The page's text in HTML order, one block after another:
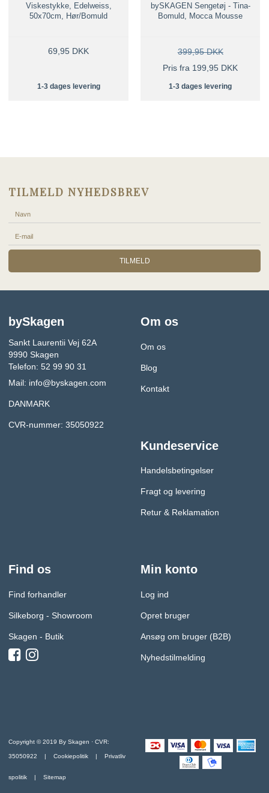
Viskestykke, Edelweiss,
50x70cm, Hør/Bomuld
69,95 DKK
1-3 dages levering
bySKAGEN Sengetøj - Tina-
Bomuld, Mocca Mousse
399,95 DKK
Pris fra 199,95 DKK
1-3 dages levering
TILMELD NYHEDSBREV
TILMELD
bySkagen
Sankt Laurentii Vej 62A
9990 Skagen
Telefon: 52 99 90 31
Mail: info@byskagen.com
DANMARK
CVR-nummer: 35050922
Om os
Om os
Blog
Kontakt
Kundeservice
Handelsbetingelser
Fragt og levering
Retur & Reklamation
Find os
Find forhandler
Silkeborg - Showroom
Skagen - Butik
Min konto
Log ind
Opret bruger
Ansøg om bruger (B2B)
Nyhedstilmelding
Copyright © 2019 By Skagen · CVR:
35050922 |Cookiepolitik |Privatliv
spolitik | Sitemap